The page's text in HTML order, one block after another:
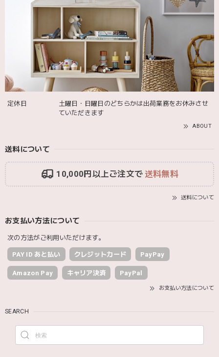
2025/12/02
飾るものを引き立ててくれる 木のコンポート台 【Mサイズ】 304955 shesay
2025/10/06
定休日
土曜日・日曜日のどちらかは出荷業務をお休みさせ
ていただきます
ABOUT
送料について
10,000円以上ご注文で 送料無料
送料について
お支払い方法について
次の方法がご利用いただけます。
PAY ID あと払い クレジットカード PayPay
Amazon Pay キャリア決済 PayPal
お支払い方法について
SEARCH